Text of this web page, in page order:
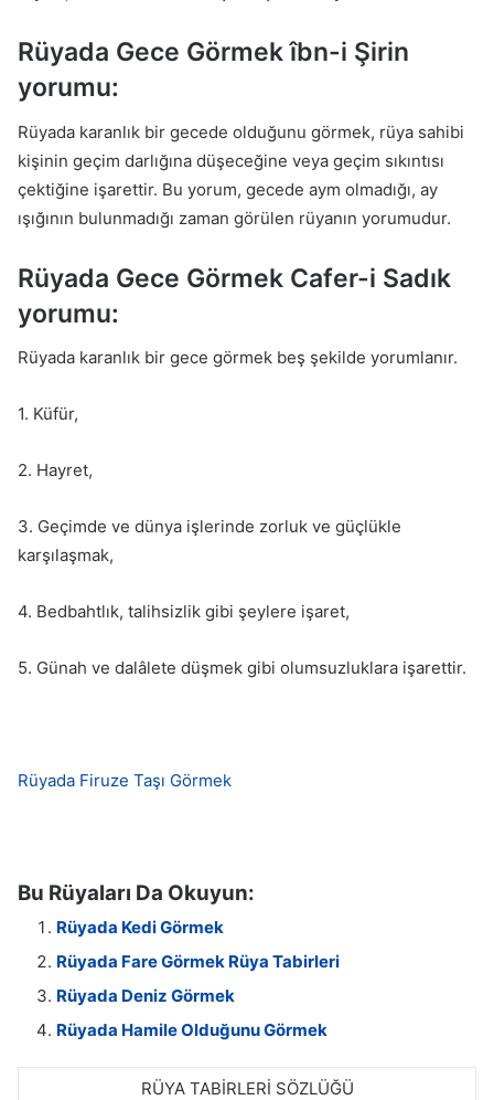
Rüyada Gece Görmek îbn-i Şirin
yorumu:
Rüyada karanlık bir gecede olduğunu görmek, rüya sahibi
kişinin geçim darlığına düşeceğine veya geçim sıkıntısı
çektiğine işarettir. Bu yorum, gecede aym olmadığı, ay
ışığının bulunmadığı zaman görülen rüyanın yorumudur.
Rüyada Gece Görmek Cafer-i Sadık
yorumu:
Rüyada karanlık bir gece görmek beş şekilde yorumlanır.
1. Küfür,
2. Hayret,
3. Geçimde ve dünya işlerinde zorluk ve güçlükle
karşılaşmak,
4. Bedbahtlık, talihsizlik gibi şeylere işaret,
5. Günah ve dalâlete düşmek gibi olumsuzluklara işarettir.
Rüyada Firuze Taşı Görmek
Bu Rüyaları Da Okuyun:
Rüyada Kedi Görmek
Rüyada Fare Görmek Rüya Tabirleri
Rüyada Deniz Görmek
Rüyada Hamile Olduğunu Görmek
RÜYA TABİRLERİ SÖZLÜĞÜ